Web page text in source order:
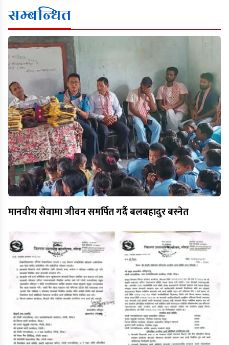
सम्बन्धित
मानवीय सेवामा जीवन समर्पित गर्दै बलबहादुर बस्नेत